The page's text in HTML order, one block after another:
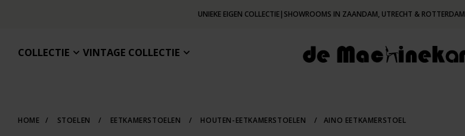
UNIEKE EIGEN COLLECTIE| SHOWROOMS IN ZAANDAM, UTRECHT & ROTTERDAM
COLLECTIE VINTAGE COLLECTIE
HOME / STOELEN / EETKAMERSTOELEN / HOUTEN-EETKAMERSTOELEN / AINO EETKAMERSTOEL